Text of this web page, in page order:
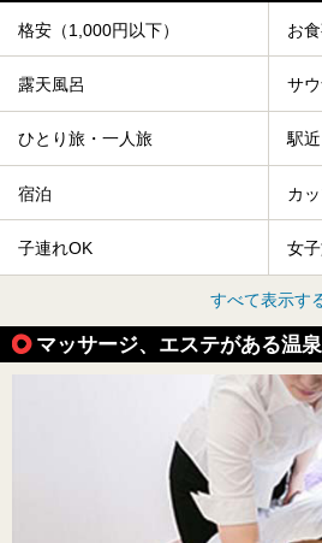
格安（1,000円以下） お
露天風呂 サ
ひとり旅・一人旅 駅
宿泊 カ
子連れOK 女
すべて表示す
マッサージ、エステがある温